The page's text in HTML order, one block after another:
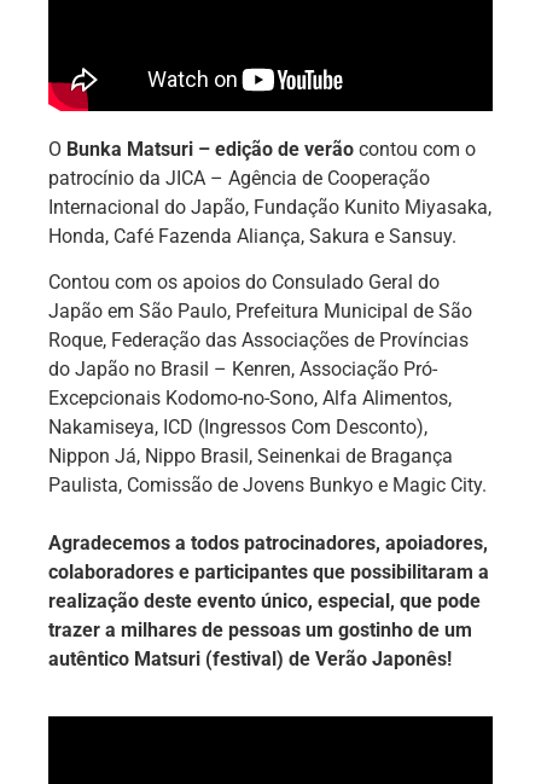
O Bunka Matsuri – edição de verão contou com o
patrocínio da JICA – Agência de Cooperação
Internacional do Japão, Fundação Kunito Miyasaka,
Honda, Café Fazenda Aliança, Sakura e Sansuy.
Contou com os apoios do Consulado Geral do
Japão em São Paulo, Prefeitura Municipal de São
Roque, Federação das Associações de Províncias
do Japão no Brasil – Kenren, Associação Pró-
Excepcionais Kodomo-no-Sono, Alfa Alimentos,
Nakamiseya, ICD (Ingressos Com Desconto),
Nippon Já, Nippo Brasil, Seinenkai de Bragança
Paulista, Comissão de Jovens Bunkyo e Magic City.
Agradecemos a todos patrocinadores, apoiadores,
colaboradores e participantes que possibilitaram a
realização deste evento único, especial, que pode
trazer a milhares de pessoas um gostinho de um
autêntico Matsuri (festival) de Verão Japonês!